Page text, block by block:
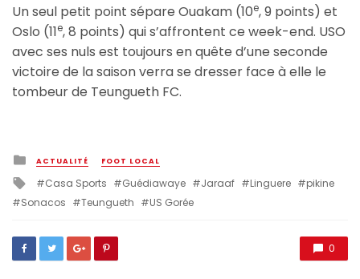
Un seul petit point sépare Ouakam (10e, 9 points) et
Oslo (11e, 8 points) qui s’affrontent ce week-end. USO
avec ses nuls est toujours en quête d’une seconde
victoire de la saison verra se dresser face à elle le
tombeur de Teungueth FC.
Posted
in
ACTUALITÉ FOOT LOCAL
Tagged
with
Casa Sports Guédiawaye Jaraaf Linguere
pikine
Sonacos
Teungueth US Gorée
0